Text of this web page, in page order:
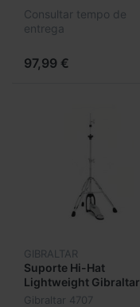
Consultar tempo de
entrega
97,99 €
GIBRALTAR
Suporte Hi-Hat
Lightweight Gibraltar
4707
Gibraltar 4707